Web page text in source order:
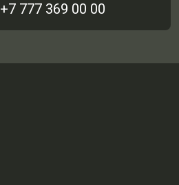
+7 777 369 00 00